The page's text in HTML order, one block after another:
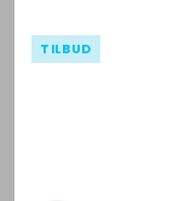
TILBUD